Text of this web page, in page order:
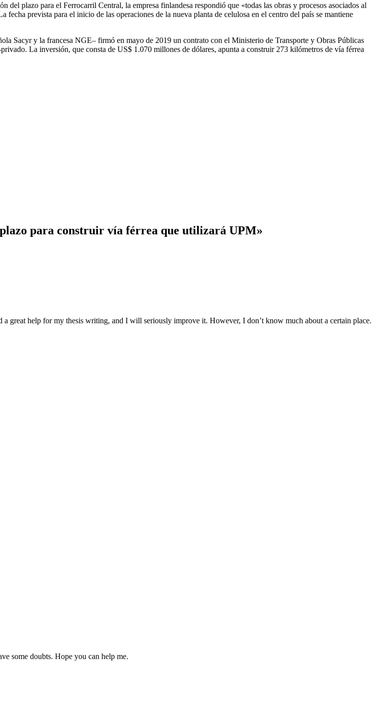
plazo para el Ferrocarril Central, la empresa finlandesa respondió que «todas las obras y procesos asociados al
prevista para el inicio de las operaciones de la nueva planta de celulosa en el centro del país se mantiene
Sacyr y la francesa NGE– firmó en mayo de 2019 un contrato con el Ministerio de Transporte y Obras Públicas
La inversión, que consta de US$ 1.070 millones de dólares, apunta a construir 273 kilómetros de vía férrea
plazo para construir vía férrea que utilizará UPM»
great help for my thesis writing, and I will seriously improve it. However, I don’t know much about a certain place.
some doubts. Hope you can help me.